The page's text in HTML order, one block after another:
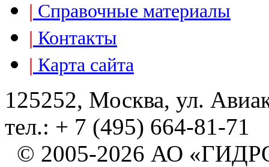
| Справочные материалы
| Контакты
| Карта сайта
125252, Москва, ул.
тел.: + 7 (495) 664-81-71
© 2005-2026 АО